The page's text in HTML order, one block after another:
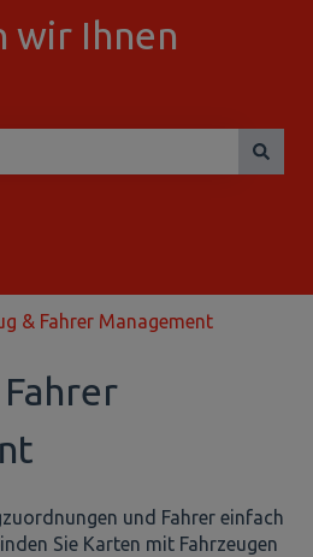
wir Ihnen
& Fahrer Management
und Fahrer einfach
Sie Karten mit Fahrzeugen